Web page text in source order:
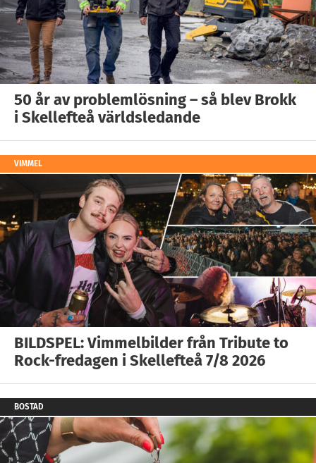
50 år av problemlösning – så blev Brokk
i Skellefteå världsledande
VIMMEL
BILDSPEL: Vimmelbilder från Tribute to
Rock-fredagen i Skellefteå 7/8 2026
BOSTAD